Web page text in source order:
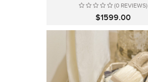
(0 REVIEWS)
$1599.00